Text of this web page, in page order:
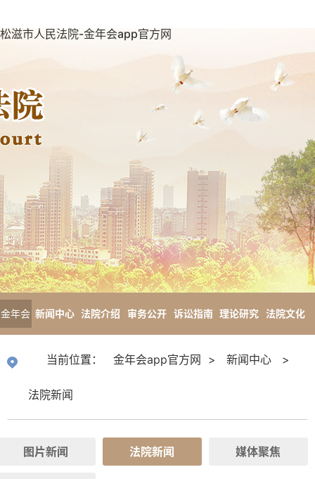
松滋市人民法院-金年会app官方网
金年会
方网
新闻中心 法院介绍 审务公开 诉讼指南 理论研究 法院文化
当前位置： 金年会app官方网 > 新闻中心 >
法院新闻
图片新闻 法院新闻 媒体聚焦